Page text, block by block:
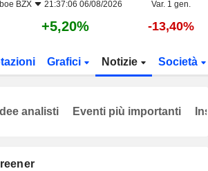
BZX 21:37:06 06/08/2026 Var. 1 gen.
+5,20% -13,40%
Grafici Notizie Società
Idee analisti Eventi più importanti